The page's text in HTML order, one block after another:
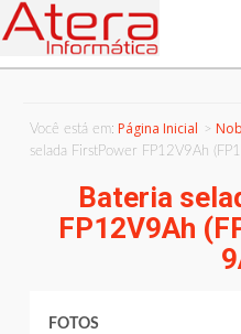
Você está em: Página Inicial
selada FirstPower FP12V9Ah
Bateria
FP12V9Ah
FOTOS